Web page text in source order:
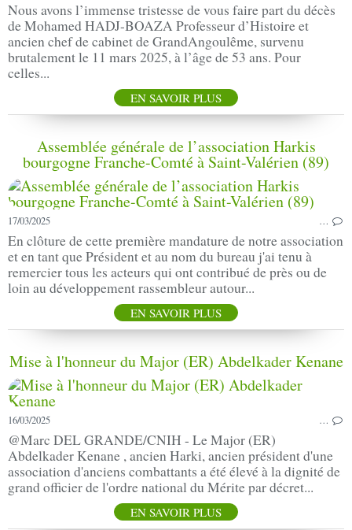
Nous avons l’immense tristesse de vous faire part du décès
de Mohamed HADJ-BOAZA Professeur d’Histoire et
ancien chef de cabinet de GrandAngoulême, survenu
brutalement le 11 mars 2025, à l’âge de 53 ans. Pour
celles...
EN SAVOIR PLUS
Assemblée générale de l’association Harkis
bourgogne Franche-Comté à Saint-Valérien (89)
17/03/2025 …
En clôture de cette première mandature de notre association
et en tant que Président et au nom du bureau j'ai tenu à
remercier tous les acteurs qui ont contribué de près ou de
loin au développement rassembleur autour...
EN SAVOIR PLUS
Mise à l'honneur du Major (ER) Abdelkader Kenane
16/03/2025 …
@Marc DEL GRANDE/CNIH - Le Major (ER)
Abdelkader Kenane , ancien Harki, ancien président d'une
association d'anciens combattants a été élevé à la dignité de
grand officier de l'ordre national du Mérite par décret...
EN SAVOIR PLUS